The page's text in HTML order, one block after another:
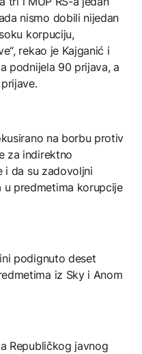
nismo dobili nijedan
korpuciju,
rekao je Kajganić i
podnijela 90 prijava, a
na borbu protiv
za indirektno
i da su zadovoljni
predmetima korupcije
podignuto deset
iz Sky i Anom
Republičkog javnog